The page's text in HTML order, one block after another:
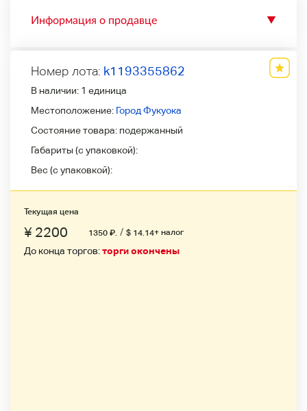
Информация о продавце ▼
Номер лота: k1193355862
В наличии: 1 единица
Местоположение: Город Фукуока
Состояние товара: подержанный
Габариты (с упаковкой):
Вес (с упаковкой):
Текущая цена
¥ 2200 1350 ₽. / $ 14.14+ налог
До конца торгов:торги окончены